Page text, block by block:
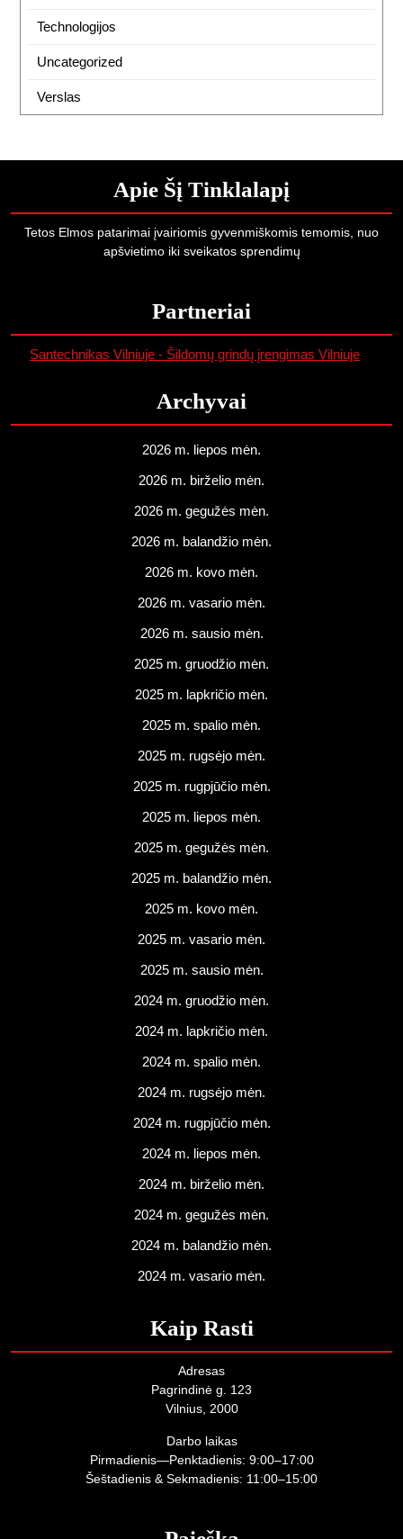
Technologijos
Uncategorized
Verslas
Apie Šį Tinklalapį
Tetos Elmos patarimai įvairiomis gyvenmiškomis temomis, nuo
apšvietimo iki sveikatos sprendimų
Partneriai
Santechnikas Vilniuje - Šildomų grindų įrengimas Vilniuje
Archyvai
2026 m. liepos mėn.
2026 m. birželio mėn.
2026 m. gegužės mėn.
2026 m. balandžio mėn.
2026 m. kovo mėn.
2026 m. vasario mėn.
2026 m. sausio mėn.
2025 m. gruodžio mėn.
2025 m. lapkričio mėn.
2025 m. spalio mėn.
2025 m. rugsėjo mėn.
2025 m. rugpjūčio mėn.
2025 m. liepos mėn.
2025 m. gegužės mėn.
2025 m. balandžio mėn.
2025 m. kovo mėn.
2025 m. vasario mėn.
2025 m. sausio mėn.
2024 m. gruodžio mėn.
2024 m. lapkričio mėn.
2024 m. spalio mėn.
2024 m. rugsėjo mėn.
2024 m. rugpjūčio mėn.
2024 m. liepos mėn.
2024 m. birželio mėn.
2024 m. gegužės mėn.
2024 m. balandžio mėn.
2024 m. vasario mėn.
Kaip Rasti
Adresas
Pagrindinė g. 123
Vilnius, 2000
Darbo laikas
Pirmadienis—Penktadienis: 9:00–17:00
Šeštadienis & Sekmadienis: 11:00–15:00